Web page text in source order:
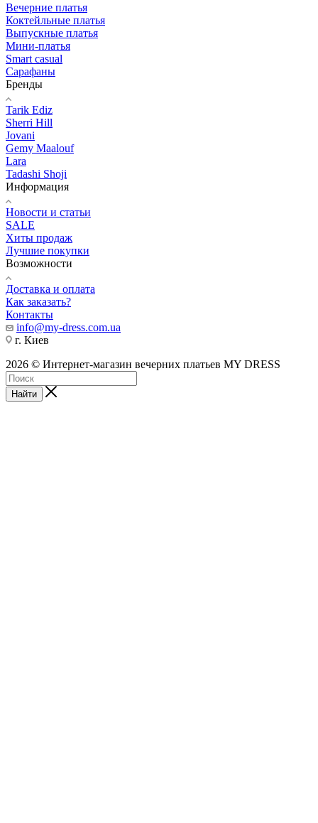
Вечерние платья
Коктейльные платья
Выпускные платья
Мини-платья
Smart casual
Сарафаны
Бренды
Tarik Ediz
Sherri Hill
Jovani
Gemy Maalouf
Lara
Tadashi Shoji
Информация
Новости и статьи
SALE
Хиты продаж
Лучшие покупки
Возможности
Доставка и оплата
Как заказать?
Контакты
info@my-dress.com.ua
г. Киев
2026 © Интернет-магазин вечерних платьев MY DRESS
Найти